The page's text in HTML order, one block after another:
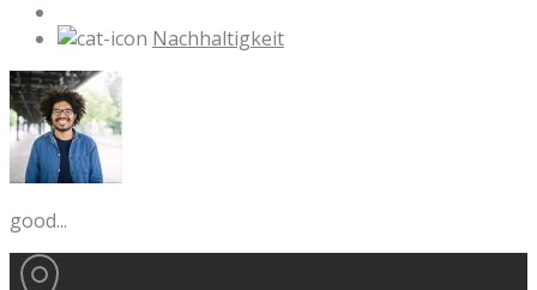
Nachhaltigkeit
good...